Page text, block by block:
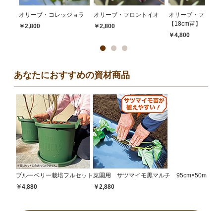
オリーブ・コレッジョラ
￥2,800
オリーブ・フロントイオ
￥2,800
オリーブ・フロン
【18cm苗】
￥4,800
あなたにおすすめの資材商品
ブルーベリー栽培フルセット
￥4,880
菜園用 サツマイモ黒マルチ 95cm×50m
￥2,880